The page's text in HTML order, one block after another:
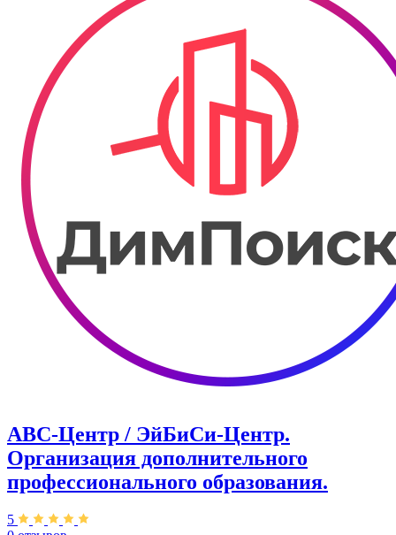
ABC-Центр / ЭйБиСи-Центр.
Организация дополнительного
профессионального образования.
5